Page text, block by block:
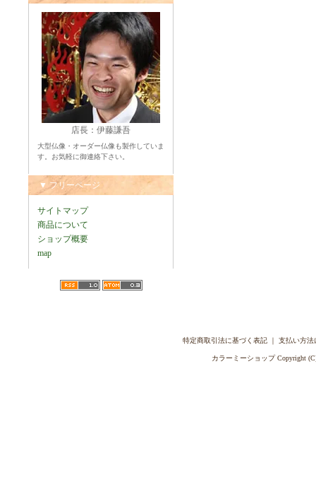
店長：伊藤謙吾
大型仏像・オーダー仏像も製作していま
す。お気軽に御連絡下さい。
▼ フリーページ
サイトマップ
商品について
ショップ概要
map
特定商取引法に基づく表記｜ 支払い方法
カラーミーショップCopyright